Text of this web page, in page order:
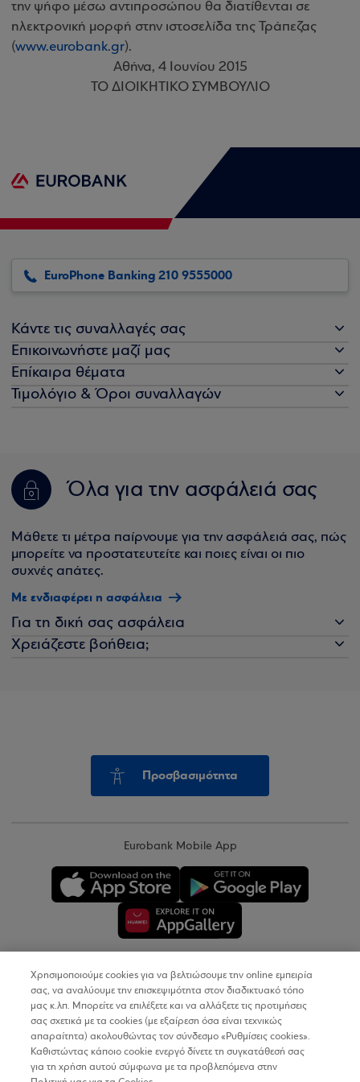
την ψήφο μέσω αντιπροσώπου θα διατίθενται σε
ηλεκτρονική μορφή στην ιστοσελίδα της Τράπεζας
(www.eurobank.gr).
Αθήνα, 4 Ιουνίου 2015
ΤΟ ΔΙΟΙΚΗΤΙΚΟ ΣΥΜΒΟΥΛΙΟ
EuroPhone Banking 210 9555000
Κάντε τις συναλλαγές σας
Επικοινωνήστε μαζί μας
Επίκαιρα θέματα
Τιμολόγιο & Όροι συναλλαγών
Όλα για την ασφάλειά σας
Μάθετε τι μέτρα παίρνουμε για την ασφάλειά σας, πώς
μπορείτε να προστατευτείτε και ποιες είναι οι πιο
συχνές απάτες.
Με ενδιαφέρει η ασφάλεια
Για τη δική σας ασφάλεια
Χρειάζεστε βοήθεια;
Προσβασιμότητα
Eurobank Mobile App
Copyright © 2026
Όροι Χρήσης
Προσωπικά Δεδομένα στον Διαδικτυακό Τόπο
Χρησιμοποιούμε cookies για να βελτιώσουμε την online εμπειρία
σας, να αναλύουμε την επισκεψιμότητα στον διαδικτυακό τόπο
μας κ.λπ. Μπορείτε να επιλέξετε και να αλλάξετε τις προτιμήσεις
σας σχετικά με τα cookies (με εξαίρεση όσα είναι τεχνικώς
απαραίτητα) ακολουθώντας τον σύνδεσμο «Ρυθμίσεις cookies».
Καθιστώντας κάποιο cookie ενεργό δίνετε τη συγκατάθεσή σας
για τη χρήση αυτού σύμφωνα με τα προβλεπόμενα στην